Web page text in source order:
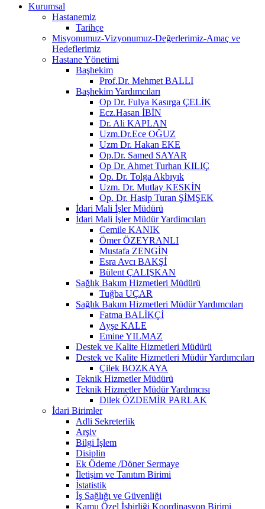
Kurumsal
Hastanemiz
Tarihçe
Misyonumuz-Vizyonumuz-Değerlerimiz-Amaç ve
Hedeflerimiz
Hastane Yönetimi
Başhekim
Prof.Dr. Mehmet BALLI
Başhekim Yardımcıları
Op Dr. Fulya Kasırga ÇELİK
Ecz.Hasan İBİN
Dr. Ali KAPLAN
Uzm.Dr.Ece OĞUZ
Uzm Dr. Hakan EKE
Op.Dr. Samed SAYAR
Op Dr. Ahmet Turhan KILIÇ
Op. Dr. Tolga Akbıyık
Uzm. Dr. Mutlay KESKİN
Op. Dr. Hasip Turan ŞİMŞEK
İdari Mali İşler Müdürü
İdari Mali İşler Müdür Yardimcıları
Cemile KANIK
Ömer ÖZEYRANLI
Mustafa ZENGİN
Esra Avcı BAKŞİ
Bülent ÇALIŞKAN
Sağlık Bakım Hizmetleri Müdürü
Tuğba UÇAR
Sağlık Bakım Hizmetleri Müdür Yardımcıları
Fatma BALİKÇİ
Ayşe KALE
Emine YILMAZ
Destek ve Kalite Hizmetleri Müdürü
Destek ve Kalite Hizmetleri Müdür Yardımcıları
Çilek BOZKAYA
Teknik Hizmetler Müdürü
Teknik Hizmetler Müdür Yardımcısı
Dilek ÖZDEMİR PARLAK
İdari Birimler
Adli Sekreterlik
Arşiv
Bilgi İşlem
Disiplin
Ek Ödeme /Döner Sermaye
İletişim ve Tanıtım Birimi
İstatistik
İş Sağlığı ve Güvenliği
Kamu Özel İşbirliği Koordinasyon Birimi